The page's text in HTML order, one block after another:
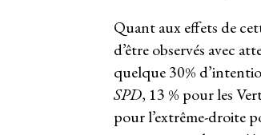
Quant aux effets de
d’être observés avec
quelque 30%
SPD, 13 % pour les
pour l’extrême-droite